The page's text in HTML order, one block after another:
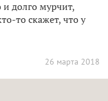
и долго мурчит,
то скажет, что у
26 марта 2018